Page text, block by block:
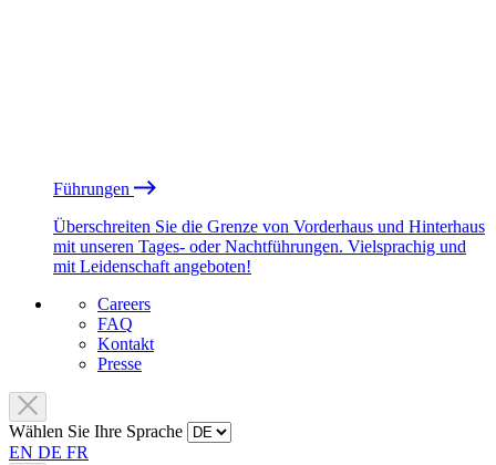
Führungen
Überschreiten Sie die Grenze von Vorderhaus und Hinterhaus
mit unseren Tages- oder Nachtführungen. Vielsprachig und
mit Leidenschaft angeboten!
Careers
FAQ
Kontakt
Presse
Wählen Sie Ihre Sprache
EN DE FR